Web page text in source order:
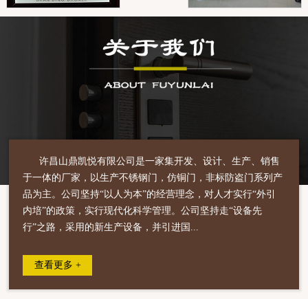
许昌山鼎凯悦有限公司是一家集开发、设计、生产、销售
于一体的厂家，以生产不锈钢门，仿铜门，非标防盗门系列产
品为主。公司坚持“以人为本”的经营理念，对人才实行“外引
内培”的政策，实行现代化科学管理。公司坚持走“设备先
行”之路，采用的新生产设备，并引进国...
查看更多 +